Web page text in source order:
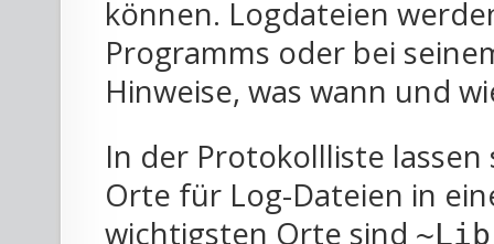
können. Logdateien
Programms oder bei
Hinweise, was wann und
In der Protokollliste
Orte für Log-Dateien in
wichtigsten Orte sind